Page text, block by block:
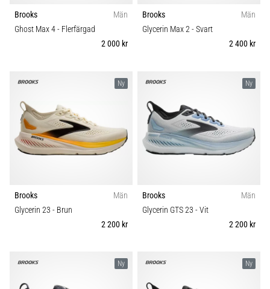
Brooks
Män
Ghost Max 4- Flerfärgad
2 000 kr
Brooks
Män
Glycerin Max 2- Svart
2 400 kr
Ny
Brooks
Män
Glycerin 23 - Brun
2 200 kr
Ny
Brooks
Män
Glycerin GTS 23 - Vit
2 200 kr
Ny Ny